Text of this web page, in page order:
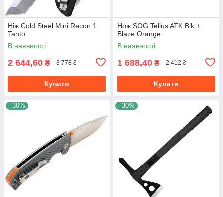
Ніж Cold Steel Mini Recon 1
Tanto
В наявності
2 644,60 ₴ 3 778 ₴
Купити
Нож SOG Tellus ATK Blk +
Blaze Orange
В наявності
1 688,40 ₴ 2 412 ₴
Купити
–30% –30%